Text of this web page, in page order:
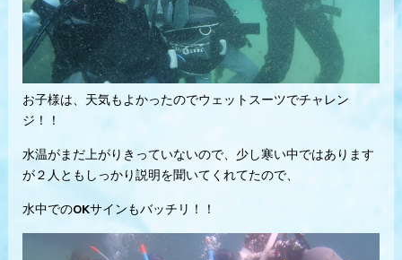
お子様は、天気もよかったのでウェットスーツでチャレン
ジ！！
水温がまだ上がりきっていないので、少し寒い中ではあります
が２人ともしっかり説明を聞いてくれてたので、
水中でのOKサインもバッチリ！！